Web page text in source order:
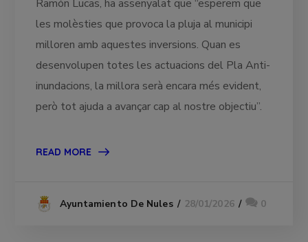
Ramón Lucas, ha assenyalat que “esperem que
les molèsties que provoca la pluja al municipi
milloren amb aquestes inversions. Quan es
desenvolupen totes les actuacions del Pla Anti-
inundacions, la millora serà encara més evident,
però tot ajuda a avançar cap al nostre objectiu”.
READ MORE
Ayuntamiento De Nules 28/01/2026 0